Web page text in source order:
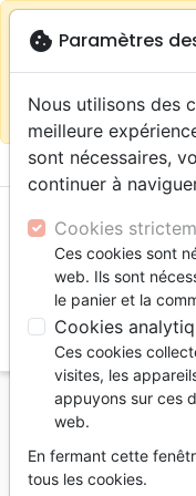
warningSelon votre
localisation (États-
sur la boutique La
menu
Accueil Jeunesse
Nous allons
cookie Paramètres
Nous utilisons des
meilleure
sont nécessaires,
continuer à
Cookies
Ces cookies sont
web. Ils sont
le panier et la
Cookies
Ces cookies
visites, les
appuyons sur ces
web.
En fermant cette
tous les cookies.